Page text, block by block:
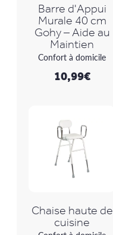
Barre d'Appui
Murale 40 cm
Gohy – Aide au
Maintien
Confort à domicile
10,99€
Chaise haute de
cuisine